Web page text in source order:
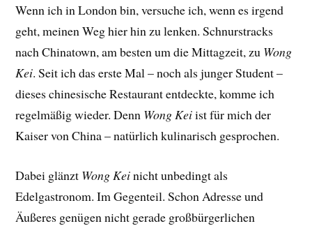
Wenn ich in London bin, versuche ich, wenn es irgend
geht, meinen Weg hier hin zu lenken. Schnurstracks
nach Chinatown, am besten um die Mittagzeit, zu Wong
Kei. Seit ich das erste Mal – noch als junger Student –
dieses chinesische Restaurant entdeckte, komme ich
regelmäßig wieder. Denn Wong Keiist für mich der
Kaiser von China – natürlich kulinarisch gesprochen.
Dabei glänzt Wong Keinicht unbedingt als
Edelgastronom. Im Gegenteil. Schon Adresse und
Äußeres genügen nicht gerade großbürgerlichen